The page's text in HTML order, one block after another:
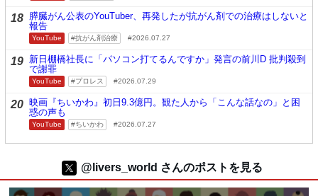
18 膵臓がん公表のYouTuber、再発したが抗がん剤での治療はしないと
報告
YouTube 抗がん剤治療 2026.07.27
19 新日棚橋社長に「パソコン打てるんですか」発言の前川D 批判殺到
で謝罪
YouTube プロレス 2026.07.29
20 映画『ちいかわ』初日9.3億円。観た人から「こんな話なの」と困
惑の声も
YouTube ちいかわ 2026.07.27
@livers_world さんのポストを見る